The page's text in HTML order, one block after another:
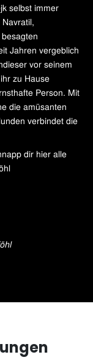
selbst immer
Jahren vergeblich
vor seinem
zu Hause
Person. Mit
die amüsanten
verbindet die
dir hier alle